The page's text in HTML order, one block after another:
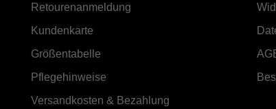
Retourenanmeldung
Kundenkarte
Größentabelle
Pflegehinweise
Versandkosten & Bezahlung